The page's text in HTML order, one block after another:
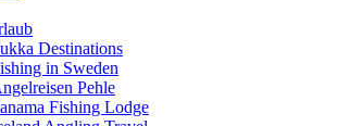
Destinations
in Sweden
Pehle
Fishing Lodge